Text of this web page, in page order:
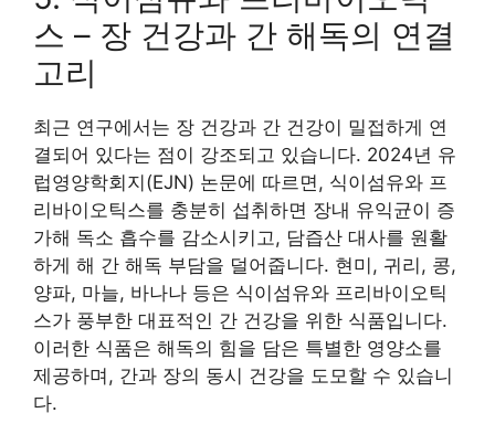
스 – 장 건강과 간 해독의 연결
고리
최근 연구에서는 장 건강과 간 건강이 밀접하게 연
결되어 있다는 점이 강조되고 있습니다. 2024년 유
럽영양학회지(EJN) 논문에 따르면, 식이섬유와 프
리바이오틱스를 충분히 섭취하면 장내 유익균이 증
가해 독소 흡수를 감소시키고, 담즙산 대사를 원활
하게 해 간 해독 부담을 덜어줍니다. 현미, 귀리, 콩,
양파, 마늘, 바나나 등은 식이섬유와 프리바이오틱
스가 풍부한 대표적인 간 건강을 위한 식품입니다.
이러한 식품은 해독의 힘을 담은 특별한 영양소를
제공하며, 간과 장의 동시 건강을 도모할 수 있습니
다.